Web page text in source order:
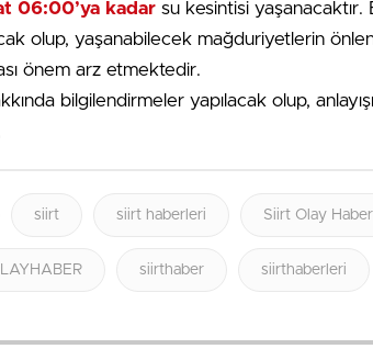
06:00’ya kadar su kesintisi yaşanacaktır.
olup, yaşanabilecek mağduriyetlerin
önem arz etmektedir.
bilgilendirmeler yapılacak olup,
siirt siirt haberleri Siirt Olay Haber
siirthaber siirthaberleri